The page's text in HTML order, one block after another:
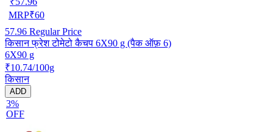
MRP₹60
57.96 Regular Price
किसान फ्रेश टोमेटो कैचप 6X90 g (पैक ऑफ़ 6)
6X90 g
₹10.74/100g
किसान
ADD
3%
OFF